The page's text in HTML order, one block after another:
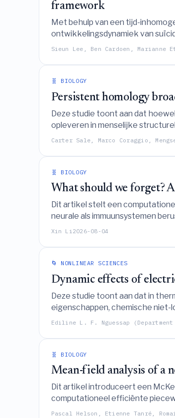
framework
Met behulp van een tijd-
ontwikkelingsdynamiek van
afzonderlijk, hoger risico traject
Sieun Lee, Ben Cardoen,
🧬 BIOLOGY
Persistent homology
Deze studie toont aan dat
opleveren in menselijke
bevoordeelt door gebruik te
Carter Sale, Marco Coraggio,
🧬 BIOLOGY
What should we forget?
Dit artikel stelt een
neurale als immuunsystemen
vindt tussen het behoud van
Xin Li2026-08-04
🌀 NONLINEAR SCIENCES
Dynamic effects of
Deze studie toont aan dat in
eigenschappen, chemische
dynamica bepaalt, waaronder
Ediline L. F. Nguessap
🧬 BIOLOGY
Mean-field analysis of a
Dit artikel introduceert een
computationeel efficiënte
neuraal netwerk met spike-
Pascal Helson, Etienne Tanré,